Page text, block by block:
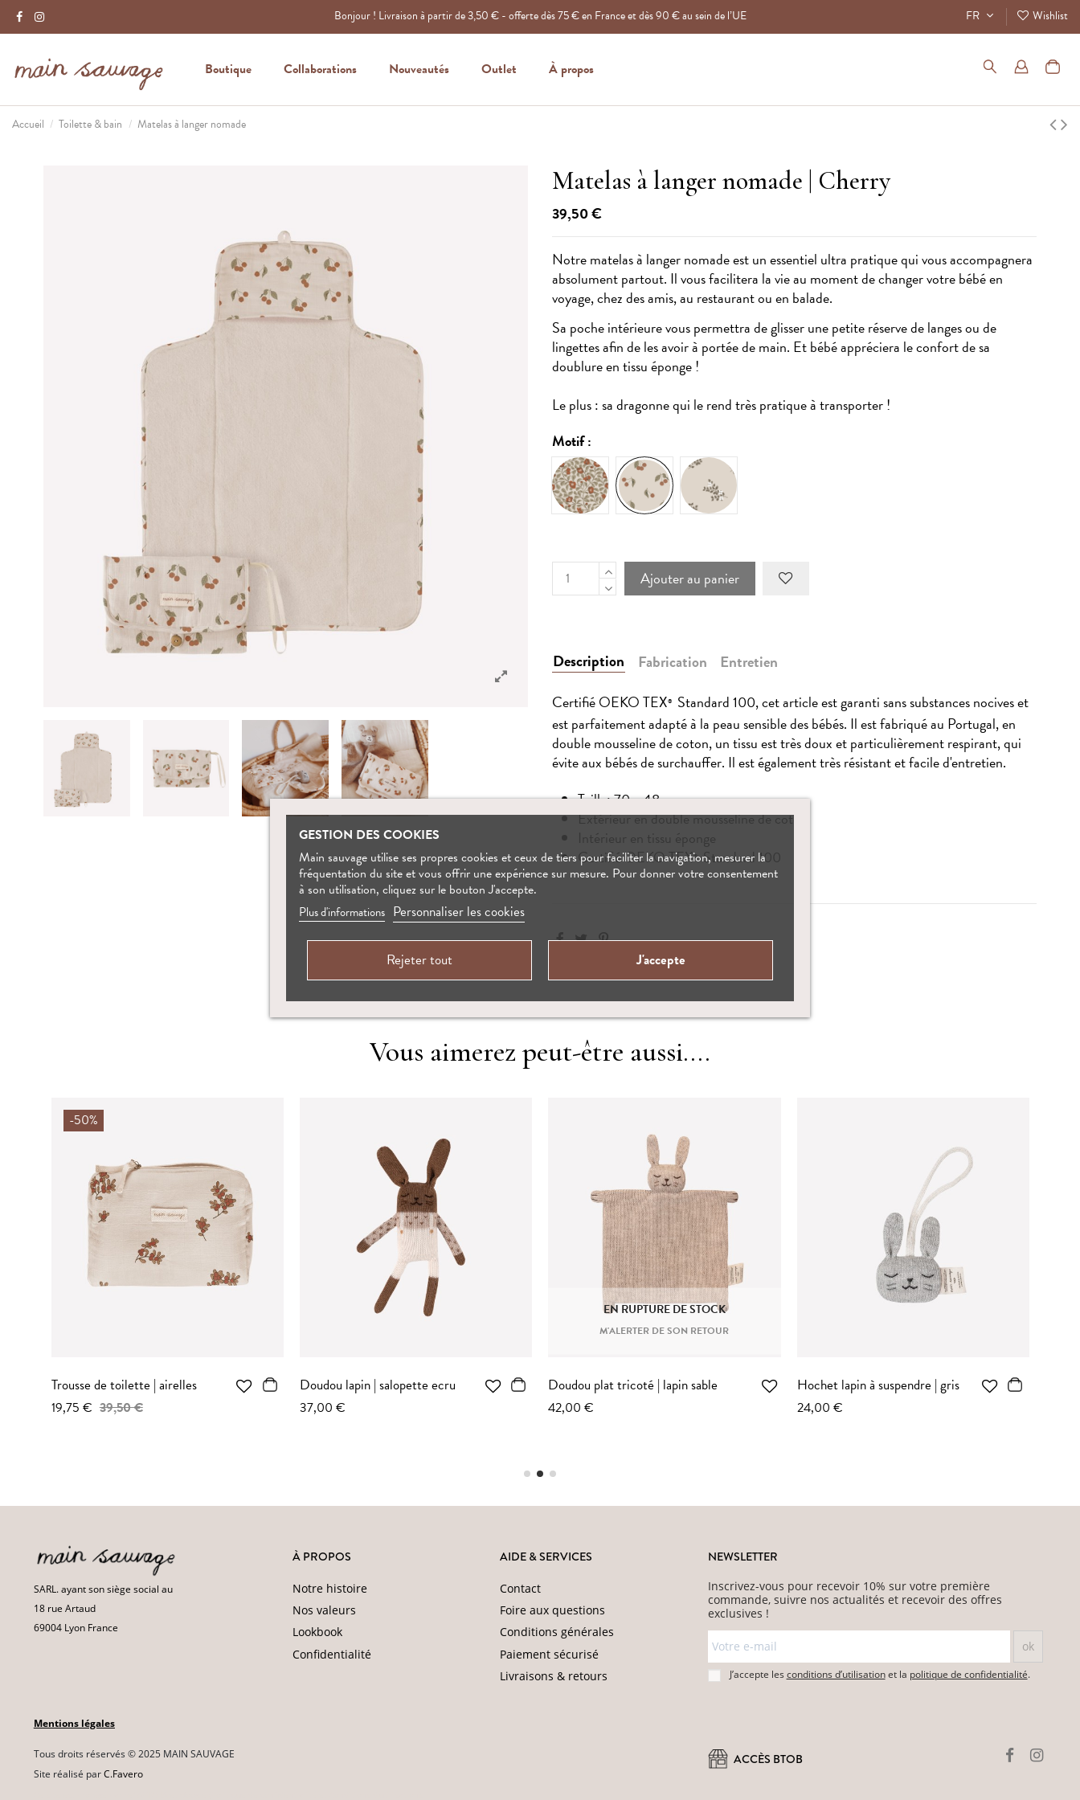
Bonjour ! Livraison à partir de 3,50 € - offerte dès 75 € en France et dès 90 € au sein de l’UE FR Wishlist
Boutique Collaborations Nouveautés Outlet À propos
Accueil Toilette & bain Matelas à langer nomade
Matelas à langer nomade | Cherry
39,50 €
Notre matelas à langer nomade est un essentiel ultra pratique qui vous accompagnera
absolument partout. Il vous facilitera la vie au moment de changer votre bébé en
voyage, chez des amis, au restaurant ou en balade.
Sa poche intérieure vous permettra de glisser une petite réserve de langes ou de
lingettes afin de les avoir à portée de main. Et bébé appréciera le confort de sa
doublure en tissu éponge !
Le plus : sa dragonne qui le rend très pratique à transporter !
Motif :
Quincy treeCherry Holly flowers
Ajouter au panier
Description Fabrication Entretien
Certifié OEKO TEX® Standard 100, cet article est garanti sans substances nocives et
est parfaitement adapté à la peau sensible des bébés. Il est fabriqué au Portugal, en
double mousseline de coton, un tissu est très doux et particulièrement respirant, qui
évite aux bébés de surchauffer. Il est également très résistant et facile d'entretien.
Taille: 70 x 48 cm
Extérieur en double mousseline de coton
Intérieur en tissu éponge
Certifié OEKO TEX®Standard 100
Vous aimerez peut-être aussi....
-50%
Trousse de toilette | airelles
19,75 € 39,50 €
Doudou lapin | salopette ecru
37,00 €
EN RUPTURE DE STOCK
M'ALERTER DE SON RETOUR
Doudou plat tricoté | lapin sable
42,00 €
Hochet lapin à suspendre | gris
24,00 €
SARL. ayant son siège social au
18 rue Artaud
69004 Lyon France
À PROPOS
Notre histoire
Nos valeurs
Lookbook
Confidentialité
AIDE & SERVICES
Contact
Foire aux questions
Conditions générales
Paiement sécurisé
Livraisons & retours
GESTION DES COOKIES
Main sauvage utilise ses propres cookies et ceux de tiers pour faciliter la navigation, mesurer la
fréquentation du site et vous offrir une expérience sur mesure. Pour donner votre consentement
à son utilisation, cliquez sur le bouton J'accepte.
Plus d'informations Personnaliser les cookies
Rejeter tout J'accepte
NEWSLETTER
Inscrivez-vous pour recevoir 10% sur votre première
commande, suivre nos actualités et recevoir des offres
exclusives !
J’accepte les conditions d’utilisationet la politique de confidentialité.
Mentions légales
Tous droits réservés © 2025 MAIN SAUVAGE
Site réalisé parC.Favero
ACCÈS BTOB